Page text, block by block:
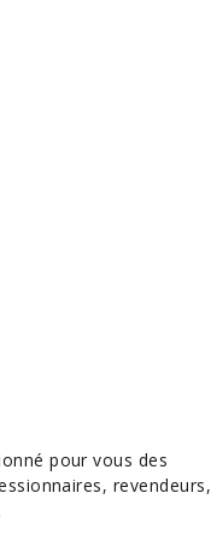
pour vous des
revendeurs,